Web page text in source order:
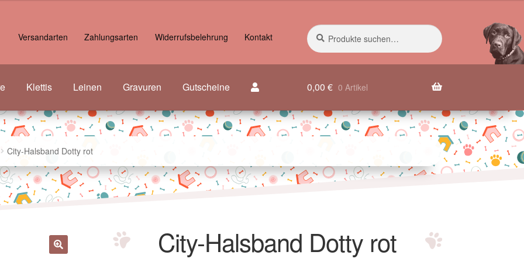
Versandarten Zahlungsarten Widerrufsbelehrung Kontakt
Suche
nach:
Suchen
Klettis Leinen Gravuren Gutscheine 0,00 € 0 Artikel
City-Halsband Dotty rot
City-Halsband Dotty rot